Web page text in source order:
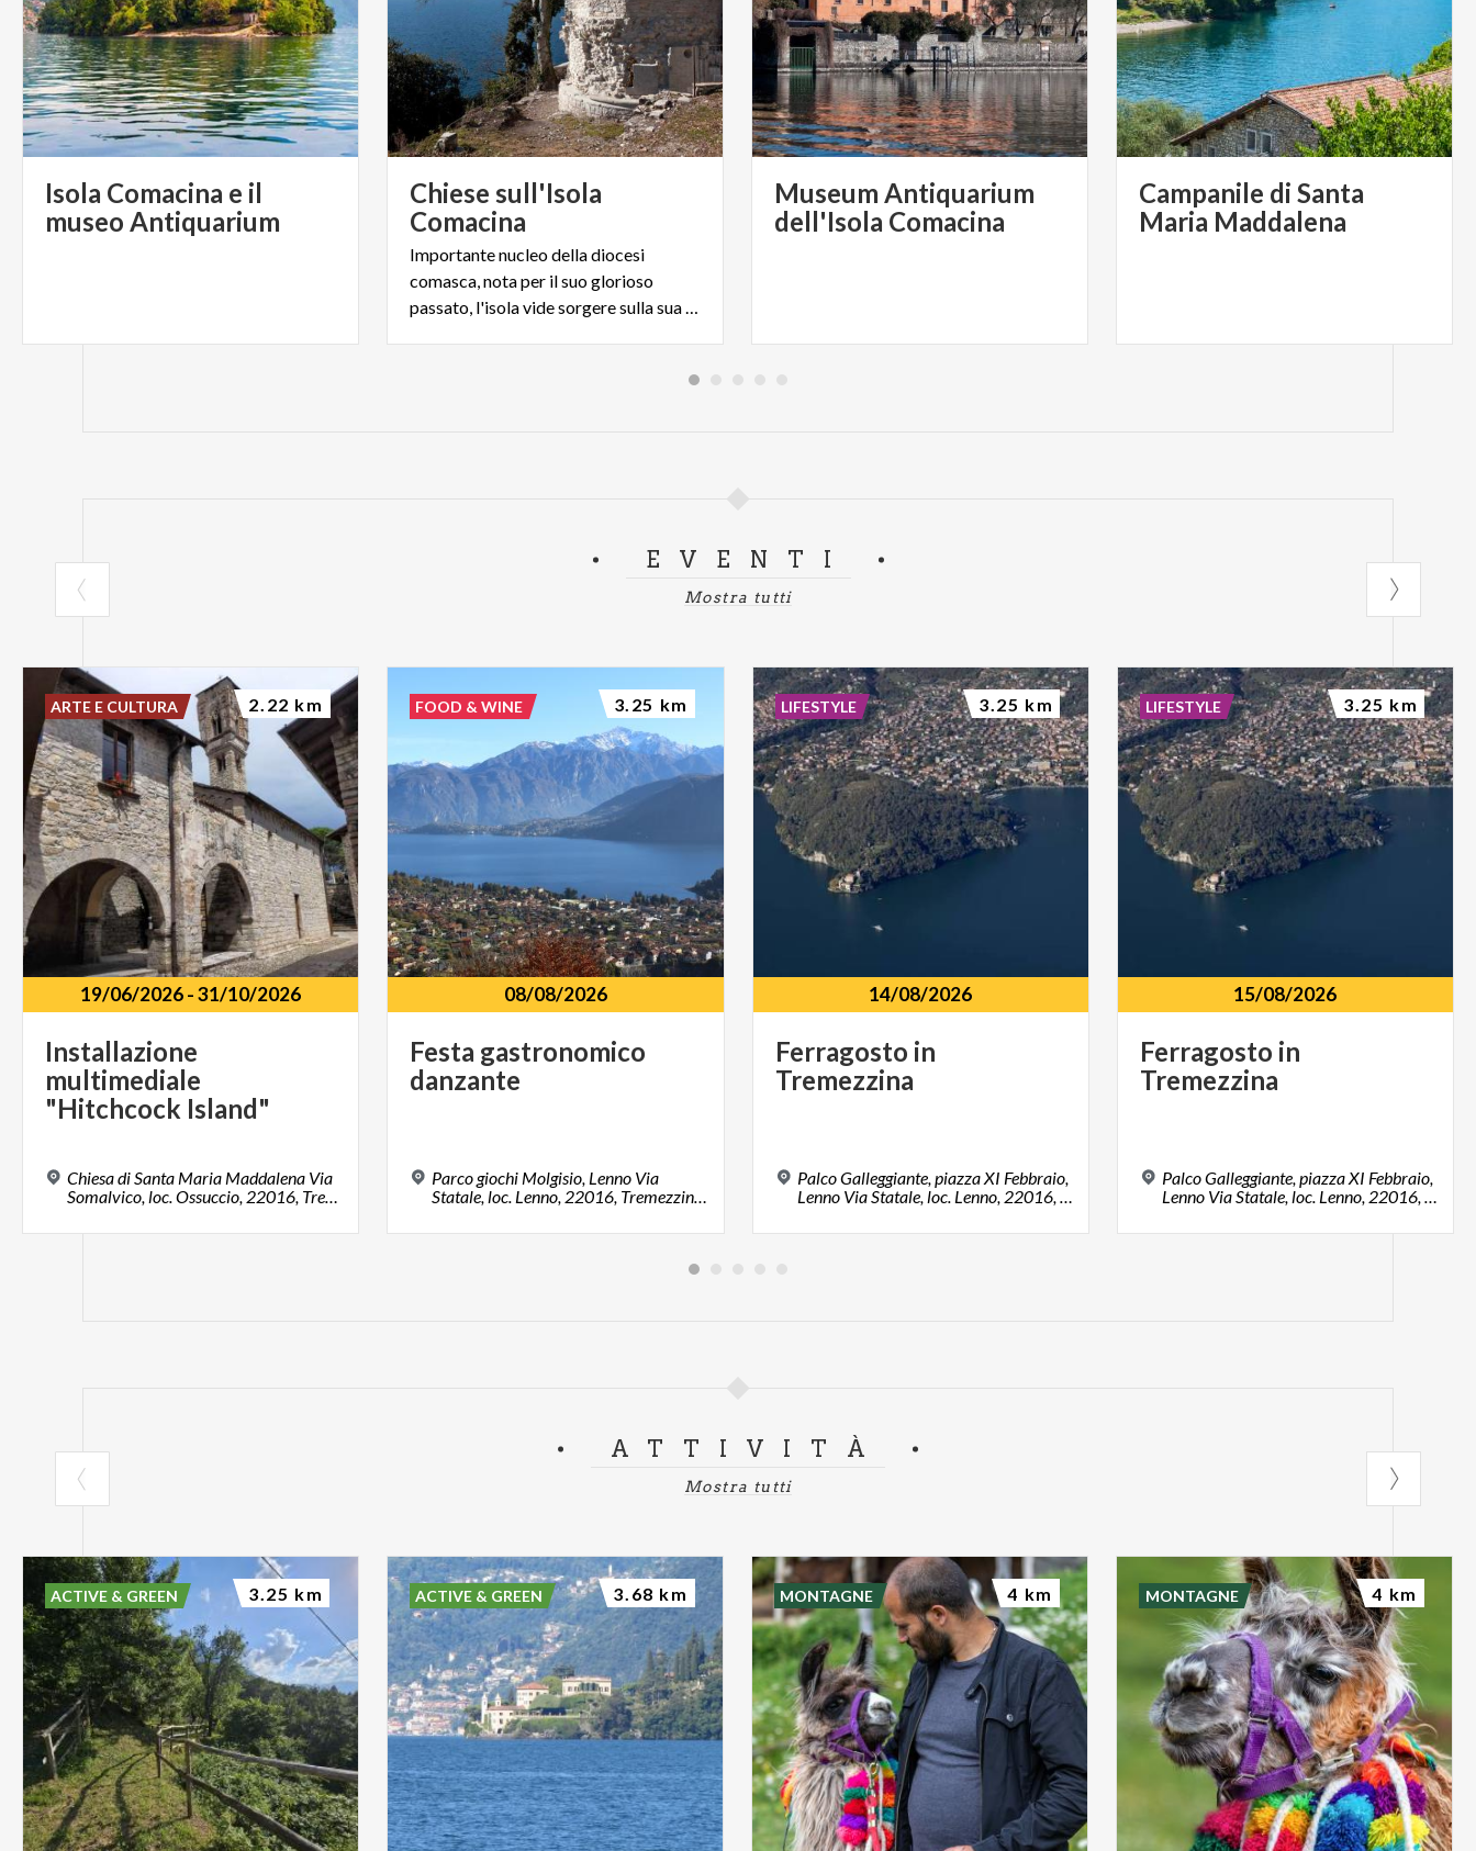
Isola Comacina e il
museo Antiquarium
Chiese sull'Isola
Comacina
Importante nucleo della diocesi
comasca, nota per il suo glorioso
passato, l'isola vide sorgere sulla sua terra numerose chiese
Museum Antiquarium
dell'Isola Comacina
Campanile di Santa
Maria Maddalena
EVENTI
Mostra tutti
19/06/2026-31/10/2026
Installazione
multimediale
"Hitchcock Island"
Chiesa di Santa Maria Maddalena Via
Somalvico, loc. Ossuccio, 22016, Tremezzina (CO)
ARTE E CULTURA 2.22 km
08/08/2026
Festa gastronomico
danzante
Parco giochi Molgisio, Lenno Via
Statale, loc. Lenno, 22016, Tremezzina (CO)
FOOD & WINE 3.25 km
14/08/2026
Ferragosto in
Tremezzina
Palco Galleggiante, piazza XI Febbraio,
Lenno Via Statale, loc. Lenno, 22016, Tremezzina (CO)
LIFESTYLE 3.25 km
15/08/2026
Ferragosto in
Tremezzina
Palco Galleggiante, piazza XI Febbraio,
Lenno Via Statale, loc. Lenno, 22016, Tremezzina (CO)
LIFESTYLE 3.25 km
ATTIVITÀ
Mostra tutti
ACTIVE & GREEN 3.25 km ACTIVE & GREEN 3.68 km MONTAGNE 4 km MONTAGNE 4 km